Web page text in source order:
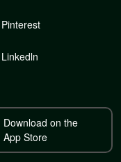
Pinterest
Linkedln
Download on the
App Store